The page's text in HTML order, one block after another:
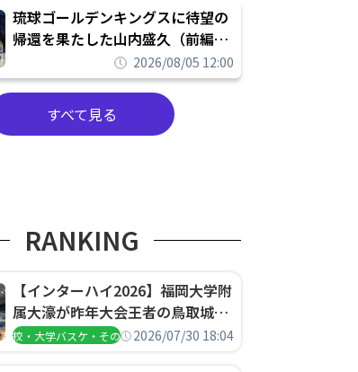
琉球ゴールデンキングスに待望の
帰還を果たした山内盛久（前編）
「キングスが積み上げてきたもの
を次の世代に繋いでいくのがやり
甲斐」
2026/08/05 12:00
すべて見る
RANKING
【インターハイ2026】福岡大学附
属大濠が昨年大会王者の鳥取城北
を撃破、大阪薫英女学院は岐阜女
高校・大学バスケ・その他2026/07/30 18:04